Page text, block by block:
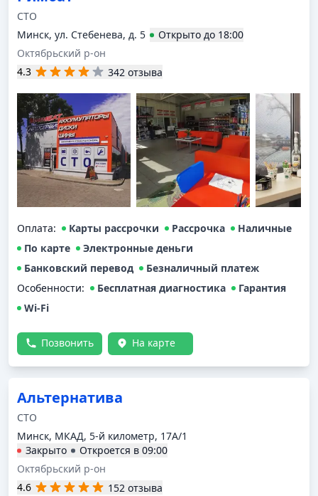
СТО
Минск, ул. Стебенева, д. 5
Открыто до 18:00
Октябрьский р-он
4.3
342 отзыва
Оплата: Карты рассрочки Рассрочка
Наличные
По карте
Электронные деньги
Банковский перевод
Безналичный платеж
Особенности:
Бесплатная диагностика
Гарантия
Wi-Fi
Позвонить На карте
Альтернатива
СТО
Минск, МКАД, 5-й километр, 17А/1
Закрыто
Откроется в 09:00
Октябрьский р-он
4.6
152 отзыва